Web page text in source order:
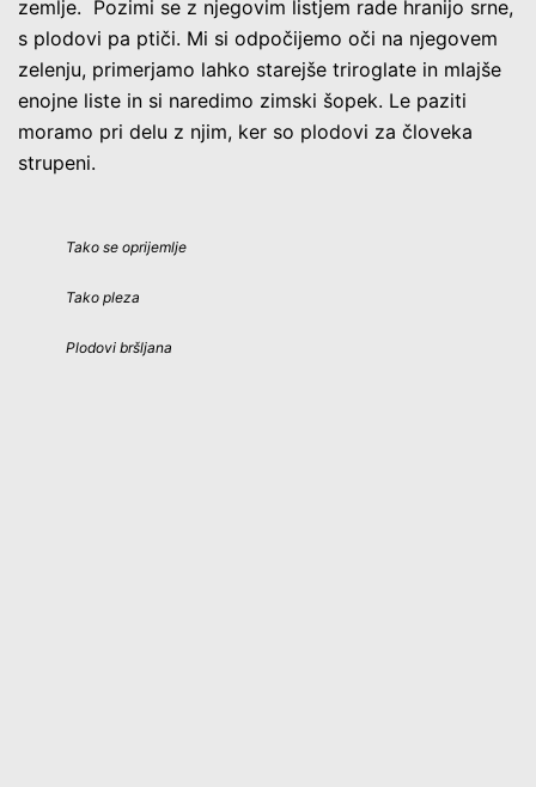
zemlje. Pozimi se z njegovim listjem rade hranijo srne,
s plodovi pa ptiči. Mi si odpočijemo oči na njegovem
zelenju, primerjamo lahko starejše triroglate in mlajše
enojne liste in si naredimo zimski šopek. Le paziti
moramo pri delu z njim, ker so plodovi za človeka
strupeni.
Tako se oprijemlje
Tako pleza
Plodovi bršljana